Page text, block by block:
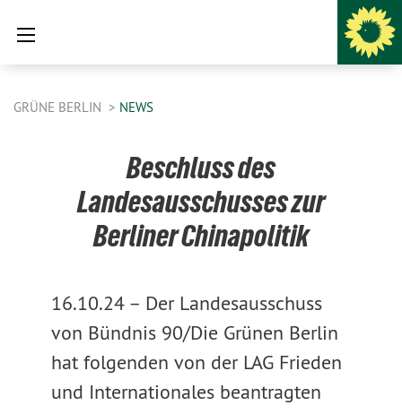
GRÜNE BERLIN NEWS
Beschluss des
Landesausschusses zur
Berliner Chinapolitik
16.10.24 – Der Landesausschuss
von Bündnis 90/Die Grünen Berlin
hat folgenden von der LAG Frieden
und Internationales beantragten